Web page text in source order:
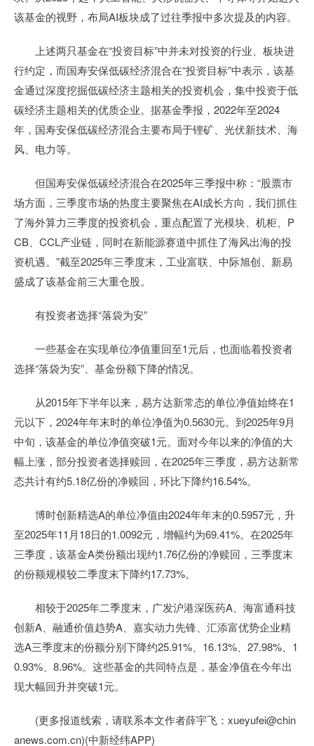
该基金的视野，布局AI板块成了过往季报中多次提及的内容。
上述两只基金在“投资目标”中并未对投资的行业、板块进
行约定，而国寿安保低碳经济混合在“投资目标”中表示，该基
金通过深度挖掘低碳经济主题相关的投资机会，集中投资于低
碳经济主题相关的优质企业。据基金季报，2022年至2024
年，国寿安保低碳经济混合主要布局于锂矿、光伏新技术、海
风、电力等。
但国寿安保低碳经济混合在2025年三季报中称：“股票市
场方面，三季度市场的热度主要聚焦在AI成长方向，我们抓住
了海外算力三季度的投资机会，重点配置了光模块、机柜、P
CB、CCL产业链，同时在新能源赛道中抓住了海风出海的投
资机遇。”截至2025年三季度末，工业富联、中际旭创、新易
盛成了该基金前三大重仓股。
有投资者选择“落袋为安”
一些基金在实现单位净值重回至1元后，也面临着投资者
选择“落袋为安”、基金份额下降的情况。
从2015年下半年以来，易方达新常态的单位净值始终在1
元以下，2024年年末时的单位净值为0.5630元。到2025年9月
中旬，该基金的单位净值突破1元。面对今年以来的净值的大
幅上涨，部分投资者选择赎回，在2025年三季度，易方达新常
态共计有约5.18亿份的净赎回，环比下降约16.54%。
博时创新精选A的单位净值由2024年年末的0.5957元，升
至2025年11月18日的1.0092元，增幅约为69.41%。在2025年
三季度，该基金A类份额出现约1.76亿份的净赎回，三季度末
的份额规模较二季度末下降约17.73%。
相较于2025年二季度末，广发沪港深医药A、海富通科技
创新A、融通价值趋势A、嘉实动力先锋、汇添富优势企业精
选A三季度末的份额分别下降约25.91%、16.13%、27.98%、1
0.93%、8.96%。这些基金的共同特点是，基金净值在今年出
现大幅回升并突破1元。
(更多报道线索，请联系本文作者薛宇飞：xueyufei@chin
anews.com.cn)(中新经纬APP)